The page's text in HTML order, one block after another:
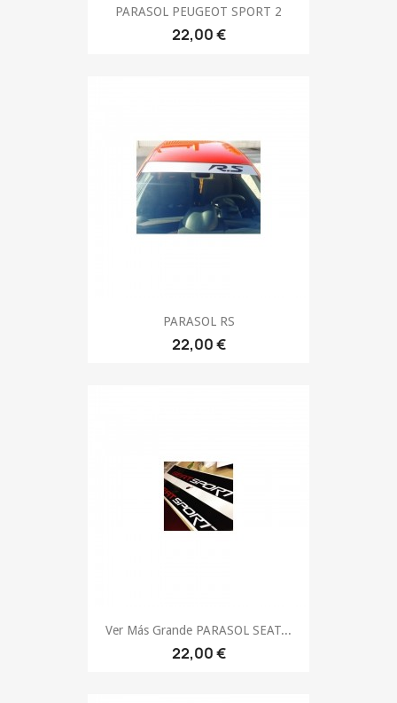
PARASOL PEUGEOT SPORT 2
22,00 €
PARASOL RS
22,00 €
Ver Más Grande PARASOL SEAT...
22,00 €